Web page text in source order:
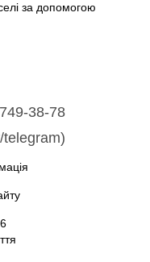
за допомогою
38-78